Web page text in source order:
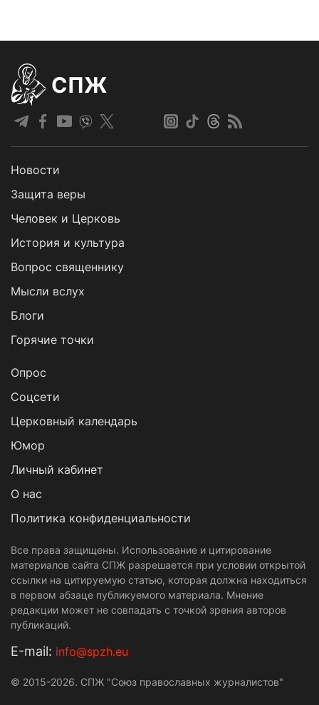
СПЖ
Новости
Защита веры
Человек и Церковь
История и культура
Вопрос священнику
Мысли вслух
Блоги
Горячие точки
Опрос
Cоцсети
Церковный календарь
Юмор
Личный кабинет
О нас
Политика конфиденциальности
Все права защищены. Использование и цитирование
материалов сайта СПЖ разрешается при условии открытой
ссылки на цитируемую статью, которая должна находиться
в первом абзаце публикуемого материала. Мнение
редакции может не совпадать с точкой зрения авторов
публикаций.
Е-mail: info@spzh.eu
© 2015-2026. СПЖ "Союз православных журналистов"